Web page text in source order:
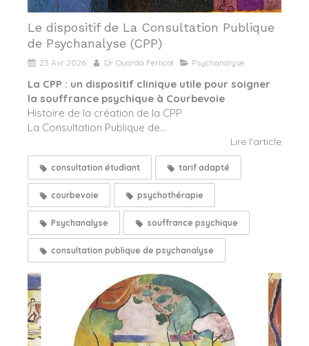
Le dispositif de La Consultation Publique
de Psychanalyse (CPP)
23 Avr 2026 Dr. Ouarda Ferlicot Psychanalyse
La CPP : un dispositif clinique utile pour soigner
la souffrance psychique à Courbevoie
Histoire de la création de la CPP
La Consultation Publique de...
Lire l'article
consultation étudiant tarif adapté
courbevoie psychothérapie
Psychanalyse souffrance psychique
consultation publique de psychanalyse